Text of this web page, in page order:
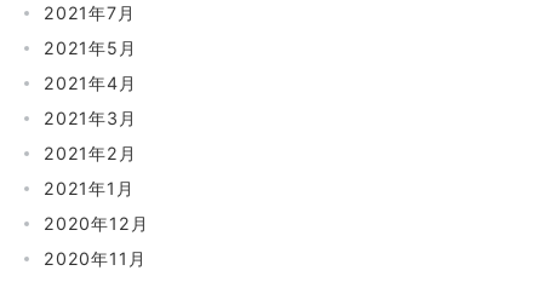
2021年7月
2021年5月
2021年4月
2021年3月
2021年2月
2021年1月
2020年12月
2020年11月